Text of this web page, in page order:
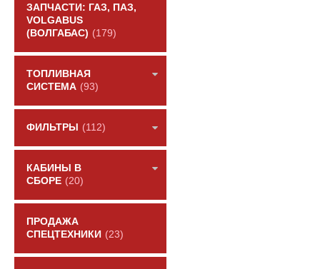
ЗАПЧАСТИ: ГАЗ, ПАЗ,
VOLGABUS
(ВОЛГАБАС) (179)
ТОПЛИВНАЯ
СИСТЕМА (93)
ФИЛЬТРЫ (112)
КАБИНЫ В
СБОРЕ (20)
ПРОДАЖА
СПЕЦТЕХНИКИ (23)